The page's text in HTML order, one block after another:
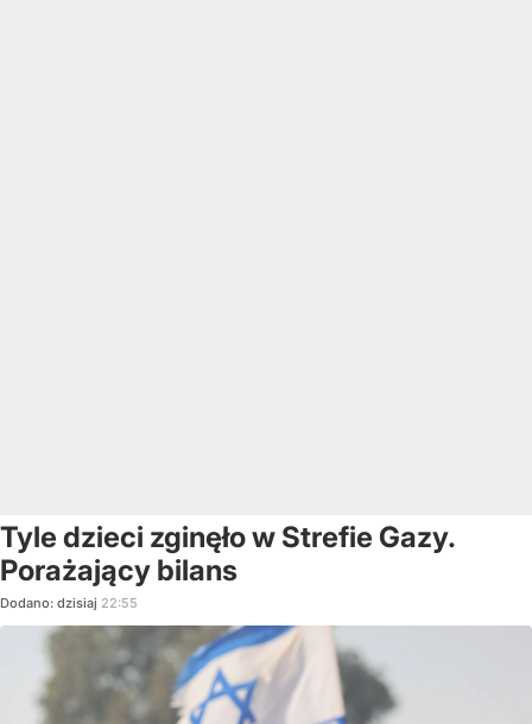
Tyle dzieci zginęło w Strefie Gazy.
Porażający bilans
Dodano: dzisiaj 22:55